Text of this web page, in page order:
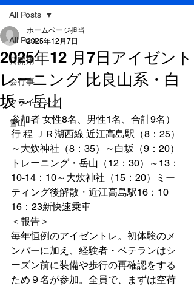
All Posts
公開用
会行事
クライミング
雪山
All Posts
2025年12 月7日アイゼント
レーニング 比良山系・白
坂～岳山
ホームページ担当
2025年12月7日
参加者 女性8名、男性1名、合計9名）
行 程 ＪＲ湖西線 近江高島駅（8：25）
～大炊神社（8：35）～白坂（9：20）
トレーニング・岳山（12：30）～13：
10-14：10～大炊神社（15：20）ミー
ティング後解散・近江高島駅16：10
16：23新快速乗車
＜報告＞
毎年恒例のアイゼントレ。初体験のメ
ンバーに加え、経験者・ベテランはシ
ーズン前に装備や歩行の再確認をする
ため９名が参加。全員で、まずは空荷